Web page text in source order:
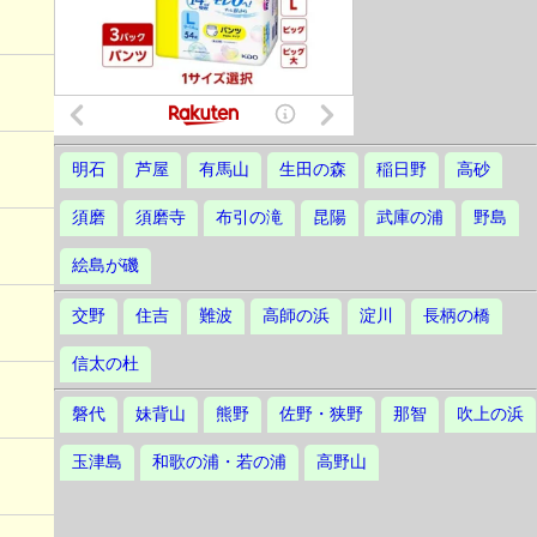
明石 芦屋 有馬山 生田の森 稲日野 高砂
須磨 須磨寺 布引の滝 昆陽 武庫の浦 野島
絵島が磯
交野 住吉 難波 高師の浜 淀川 長柄の橋
信太の杜
磐代 妹背山 熊野 佐野・狭野 那智 吹上の浜
玉津島 和歌の浦・若の浦 高野山